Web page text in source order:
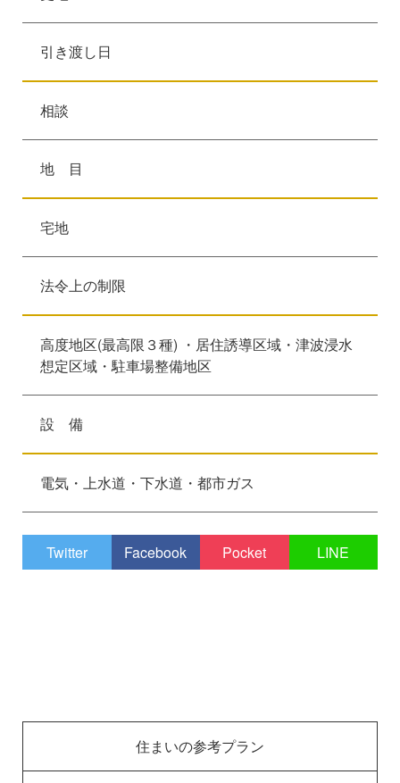
引き渡し日
相談
地 目
宅地
法令上の制限
高度地区(最高限３種) ・居住誘導区域・津波浸水
想定区域・駐車場整備地区
設 備
電気・上水道・下水道・都市ガス
Twitter Facebook Pocket LINE
住まいの参考プラン